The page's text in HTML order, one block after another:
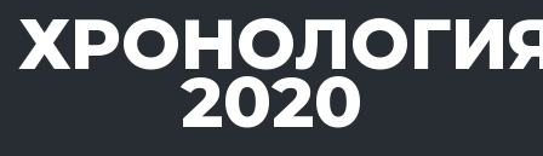
2020